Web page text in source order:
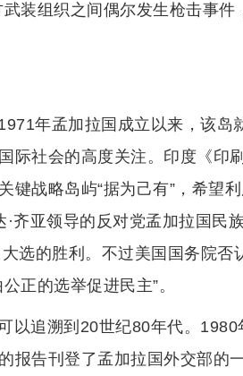
装组织之间偶尔发生枪击事件
年孟加拉国成立以来，该岛
际社会的高度关注。印度《印
战略岛屿“据为己有”，希望
齐亚领导的反对党孟加拉国民
选的胜利。不过美国国务院否
正的选举促进民主”。
以追溯到20世纪80年代。1980
报告刊登了孟加拉国外交部的